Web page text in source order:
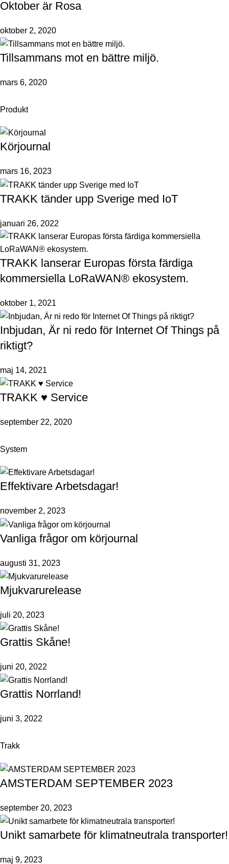
Oktober är Rosa
oktober 2, 2020
Tillsammans mot en bättre miljö.
mars 6, 2020
Produkt
Körjournal
mars 16, 2023
TRAKK tänder upp Sverige med IoT
januari 26, 2022
TRAKK lanserar Europas första färdiga
kommersiella LoRaWAN® ekosystem.
oktober 1, 2021
Inbjudan, Är ni redo för Internet Of Things på
riktigt?
maj 14, 2021
TRAKK ♥ Service
september 22, 2020
System
Effektivare Arbetsdagar!
november 2, 2023
Vanliga frågor om körjournal
augusti 31, 2023
Mjukvarurelease
juli 20, 2023
Grattis Skåne!
juni 20, 2022
Grattis Norrland!
juni 3, 2022
Trakk
AMSTERDAM SEPTEMBER 2023
september 20, 2023
Unikt samarbete för klimatneutrala transporter!
maj 9, 2023